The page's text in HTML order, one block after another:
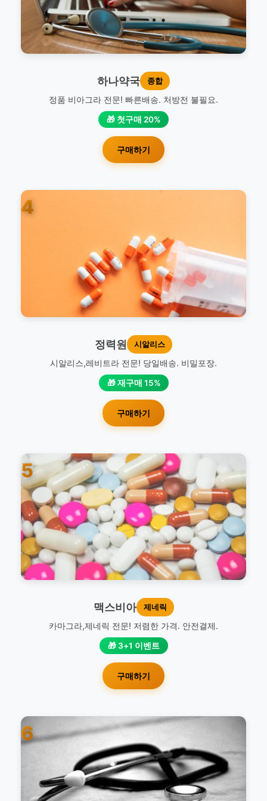
하나약국 종합
정품 비아그라 전문! 빠른배송. 처방전 불필요.
🎁 첫구매 20%
구매하기
4
정력원 시알리스
시알리스,레비트라 전문! 당일배송. 비밀포장.
🎁 재구매 15%
구매하기
5
맥스비아 제네릭
카마그라,제네릭 전문! 저렴한 가격. 안전결제.
🎁 3+1 이벤트
구매하기
6